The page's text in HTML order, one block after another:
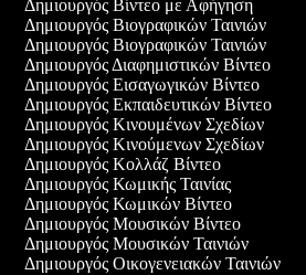
Δημιουργός Βίντεο με Αφήγηση
Δημιουργός Βιογραφικών Ταινιών
Δημιουργός Βιογραφικών Ταινιών
Δημιουργός Διαφημιστικών Βίντεο
Δημιουργός Εισαγωγικών Βίντεο
Δημιουργός Εκπαιδευτικών Βίντεο
Δημιουργός Κινουμένων Σχεδίων
Δημιουργός Κινούμενων Σχεδίων
Δημιουργός Κολλάζ Βίντεο
Δημιουργός Κωμικής Ταινίας
Δημιουργός Κωμικών Βίντεο
Δημιουργός Μουσικών Βίντεο
Δημιουργός Μουσικών Ταινιών
Δημιουργός Οικογενειακών Ταινιών